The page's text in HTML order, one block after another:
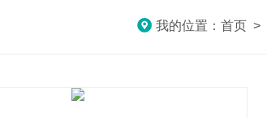
我的位置： 首页 >